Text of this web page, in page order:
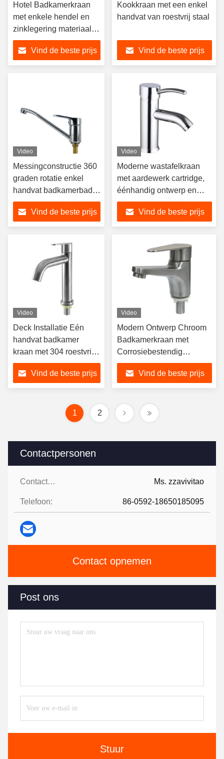
Contactpersonen
Contactpersonen: Ms. zzavivitao
Telefoon: 86-0592-18650185095
Contact opnemen
Post ons
Stuur
Hotel Badkamerkraan
met enkele hendel en
zinklegering materiaal
voor
thermostaatregeling
Vind de beste prijs
Kookkraan met een enkel
handvat van roestvrij staal
Vind de beste prijs
Video
Messingconstructie 360
graden rotatie enkel
handvat badkamerbad
kraan voor dek
gemonteerde installatie
Vind de beste prijs
Video
Moderne wastafelkraan
met aardewerk cartridge,
éénhandig ontwerp en
chroomafwerking
Vind de beste prijs
Video
Deck Installatie Eén
handvat badkamer
kraan met 304 roestvrij
staal waterkraan voor
moderne badkamer
Vind de beste prijs
Video
Modern Ontwerp Chroom
Badkamerkraan met
Corrosiebestendig
Messing Waterkraan voor
WastafelVind de beste prijs
1 2